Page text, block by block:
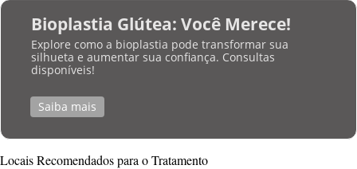
Bioplastia Glútea: Você Merece!
Explore como a bioplastia pode transformar sua
silhueta e aumentar sua confiança. Consultas
disponíveis!
Saiba mais
Locais Recomendados para o Tratamento